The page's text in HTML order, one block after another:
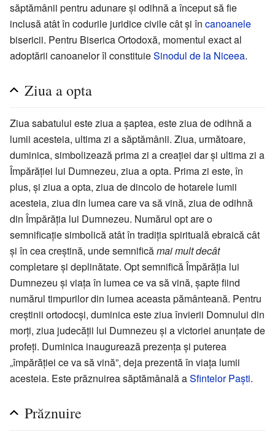
săptămânii pentru adunare și odihnă a început să fie
inclusă atât în codurile juridice civile cât și în canoanele
bisericii. Pentru Biserica Ortodoxă, momentul exact al
adoptării canoanelor îl constituieSinodul de la Niceea.
Ziua a opta
Ziua sabatului este ziua a șaptea, este ziua de odihnă a
lumii acesteia, ultima zi a săptămânii. Ziua, următoare,
duminica, simbolizează prima zi a creației dar și ultima zi a
Împărăției lui Dumnezeu, ziua a opta. Prima zi este, în
plus, și ziua a opta, ziua de dincolo de hotarele lumii
acesteia, ziua din lumea care va să vină, ziua de odihnă
din Împărăția lui Dumnezeu. Numărul opt are o
semnificație simbolică atât în tradiția spirituală ebraică cât
și în cea creștină, unde semnificămai mult decât
completare și deplinătate. Opt semnifică Împărăția lui
Dumnezeu și viața în lumea ce va să vină, șapte fiind
numărul timpurilor din lumea aceasta pământeană. Pentru
creștinii ortodocși, duminica este ziua învierii Domnului din
morți, ziua judecății lui Dumnezeu și a victoriei anunțate de
profeți. Duminica inaugurează prezența și puterea
„împărăției ce va să vină”, deja prezentă în viața lumii
acesteia. Este prăznuirea săptămânală aSfintelor Paști.
Prăznuire